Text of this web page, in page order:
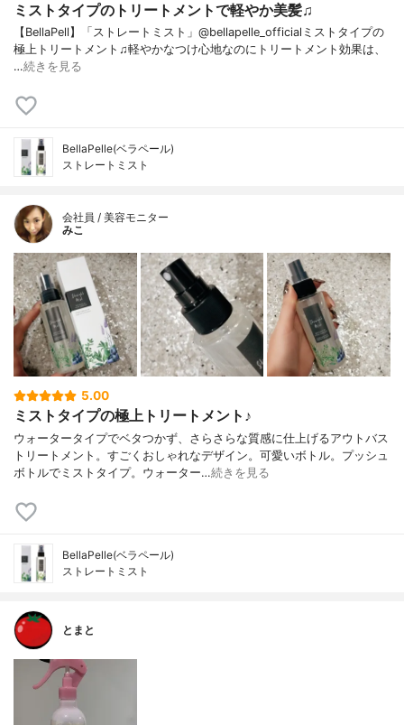
ミストタイプのトリートメントで軽やか美髪♫
【BellaPell】「ストレートミスト」@bellapelle_officialミストタイプの
極上トリートメント♫軽やかなつけ心地なのにトリートメント効果は、
…続きを見る
BellaPelle(ベラペール)
ストレートミスト
会社員 / 美容モニター
みこ
5.00
ミストタイプの極上トリートメント♪
ウォータータイプでベタつかず、さらさらな質感に仕上げるアウトバス
トリートメント。すごくおしゃれなデザイン。可愛いボトル。プッシュ
ボトルでミストタイプ。ウォーター…続きを見る
BellaPelle(ベラペール)
ストレートミスト
とまと